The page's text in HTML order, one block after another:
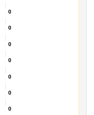
0
0
0
0
0
0
0
0
0
0
0
0
0
0